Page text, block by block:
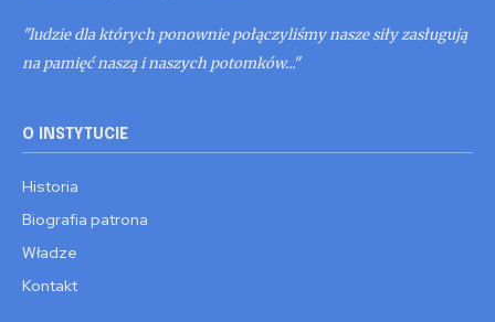
"ludzie dla których ponownie połączyliśmy nasze siły zasługują
na pamięć naszą i naszych potomków..."
O INSTYTUCIE
Historia
Biografia patrona
Władze
Kontakt